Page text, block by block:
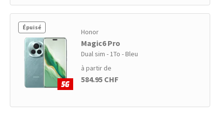
Épuisé Honor
Magic6 Pro
Dual sim - 1To - Bleu
à partir de
584.95 CHF